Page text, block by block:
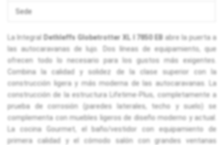
Sede
La Integral Dethleffs Globetrotter XL I 7850 EB abre la puerta a
las autocaravanas de lujo. Dos líneas de equipamiento, que
ofrecen todo lo necesario para los gustos más exigentes.
Combina la calidad y solidez de la clase superior con la
construcción ligera y más moderna de las autocaravanas. La
construcción de la estructura Lifetime-Plus, completamente a
prueba de corrosión (paredes laterales, techo y suelo) se
complementa con muebles ligeros de diseño moderno y actual.
La cocina Gourmet, el baño/vestidor con equipamiento de
primera calidad y el cómodo salón con grandes ventanas